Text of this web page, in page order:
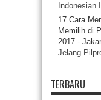
Indonesian
17 Cara
Memilih di
2017 -
Jelang
TERBARU